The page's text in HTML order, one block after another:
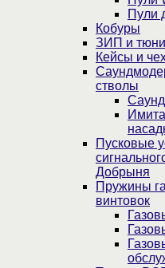
Пули
Кобуры
ЗИП и
Кейсы и
стволы
Пусковые
Добрыня
Пружины
винтовок